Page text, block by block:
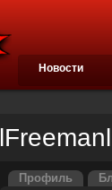
Новости
lFreemanl
Профиль